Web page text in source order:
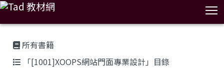
所有書籍
「[1001]XOOPS網站門面專業設計」目錄